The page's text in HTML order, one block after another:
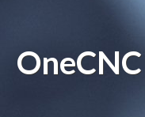
OneCNC